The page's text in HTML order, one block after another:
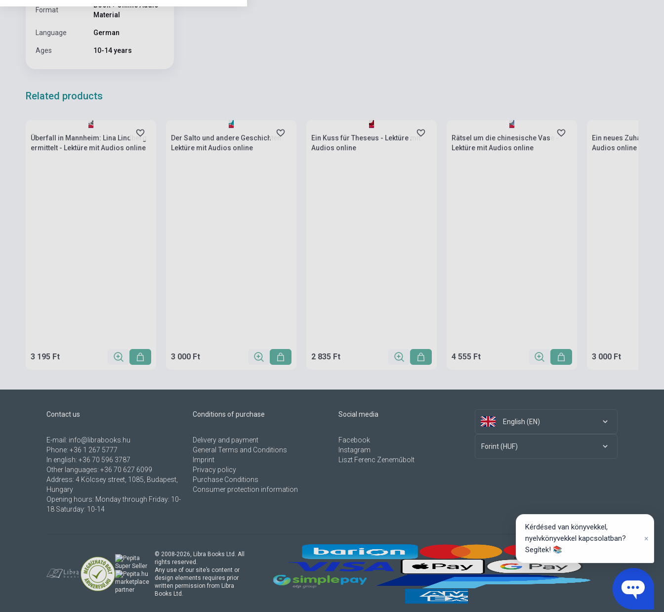
Format
Book + Online Audio
Material
Language German
Ages 10-14 years
Related products
Überfall in Mannheim: Lina Lindberg
ermittelt - Lektüre mit Audios online
3 195 Ft
Der Salto und andere Geschichten:
Lektüre mit Audios online
3 000 Ft
Ein Kuss für Theseus - Lektüre mit
Audios online
2 835 Ft
Rätsel um die chinesische Vase -
Lektüre mit Audios online
4 555 Ft
Ein neues Zuhause -
Audios online
3 000 Ft
Contact us
E-mail: info@librabooks.hu
Phone: +36 1 267 5777
In english: +36 70 596 3787
Other languages: +36 70 627 6099
Address: 4 Kölcsey street, 1085, Budapest,
Hungary
Opening hours: Monday through Friday: 10-
18 Saturday: 10-14
Conditions of purchase
Delivery and payment
General Terms and Conditions
Imprint
Privacy policy
Purchase Conditions
Consumer protection information
Social media
Facebook
Instagram
Liszt Ferenc Zeneműbolt
English (EN)
Forint (HUF)
© 2008-2026, Libra Books Ltd. All
rights reserved.
Any use of our site’s content or
design elements requires prior
written permission from Libra
Books Ltd.
marketplace
partner
Kérdésed van könyvekkel,
nyelvkönyvekkel kapcsolatban?
Segítek! 📚
×